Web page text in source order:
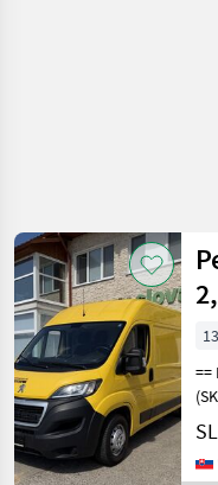
==
(SK) ==
703
1997